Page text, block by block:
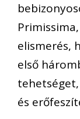
elismerés,
első
és